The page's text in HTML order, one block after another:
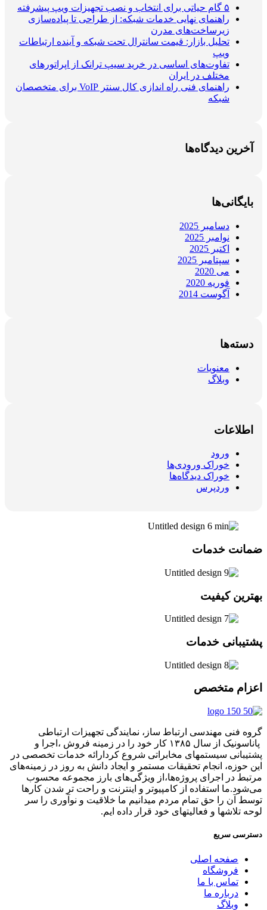
۵ گام حیاتی برای انتخاب و نصب تجهیزات ویپ پیشرفته
راهنمای نهایی خدمات شبکه: از طراحی تا پیاده‌سازی
زیرساخت‌های مدرن
تحلیل بازار: قیمت سانترال تحت شبکه و آینده ارتباطات
ویپ
تفاوت‌های اساسی در خرید سیپ ترانک از اپراتورهای
مختلف در ایران
راهنمای فنی راه اندازی کال سنتر VoIP برای متخصصان
شبکه
آخرین دیدگاه‌ها
بایگانی‌ها
دسامبر 2025
نوامبر 2025
اکتبر 2025
سپتامبر 2025
می 2020
فوریه 2020
آگوست 2014
دسته‌ها
معنویات
وبلاگ
اطلاعات
ورود
خوراک ورودی‌ها
خوراک دیدگاه‌ها
وردپرس
ضمانت خدمات
بهترین کیفیت
پشتیبانی خدمات
اعزام متخصص
گروه فنی مهندسی ارتباط ساز، نمایندگی تجهیزات ارتباطی
پاناسونیک از سال ۱۳۸۵ کار خود را در زمینه فروش ،اجرا و
پشتیبانی سیستمهای مخابراتی شروع کردارائه خدمات تخصصی در
این حوزه، انجام تحقیقات مستمر و ایجاد دانش به‌ روز در زمینه‌های
مرتبط در اجرای پروژه‌ها،از ویژگی‌های بارز مجموعه محسوب
می‌شود.ما استفاده از کامپیوتر و اینترنت و راحت تر شدن کارها
توسط آن را حق تمام مردم میدانیم ما خلاقیت و نوآوری را سر
لوحه تلاشها و فعالیتهای خود قرار داده ایم.
دسترسی سریع
صفحه اصلی
فروشگاه
تماس با ما
درباره ما
وبلاگ